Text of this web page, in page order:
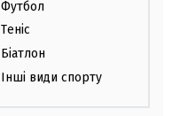
Футбол
Теніс
Біатлон
Інші види спорту